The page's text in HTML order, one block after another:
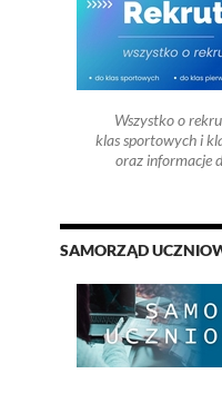
Wszystko o
klas sportowych i
oraz informacje
SAMORZĄD